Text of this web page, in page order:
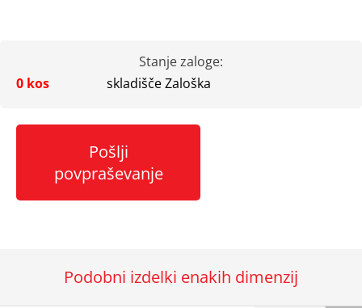
Stanje zaloge:
0 kos
skladišče Zaloška
Pošlji
povpraševanje
Podobni izdelki enakih dimenzij